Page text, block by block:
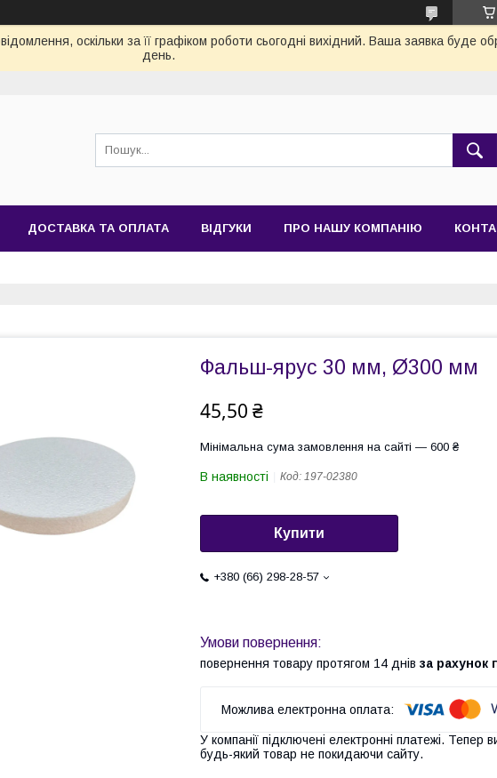
оскільки за її графіком роботи сьогодні вихідний. Ваша заявка буде
день.
ДОСТАВКА ТА ОПЛАТА ВІДГУКИ ПРО НАШУ КОМПАНІЮ
Фальш-ярус 30 мм, Ø300 мм
45,50 ₴
Мінімальна сума замовлення на сайті — 600 ₴
В наявності Код: 197-02380
Купити
+380 (66) 298-28-57
повернення товару протягом 14 днів за рахунок
У компанії підключені електронні платежі. Тепер
будь-який товар не покидаючи сайту.